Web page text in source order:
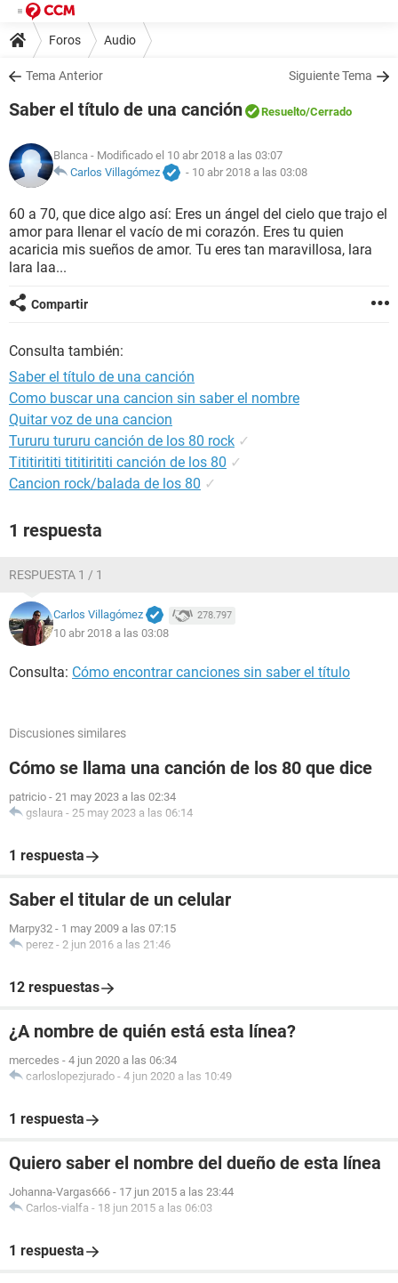
Foros Audio
Tema Anterior Siguiente Tema
Saber el título de una canción Resuelto/Cerrado
Blanca - Modificado el 10 abr 2018 a las 03:07
Carlos Villagómez
- 10 abr 2018 a las 03:08
60 a 70, que dice algo así: Eres un ángel del cielo que trajo el
amor para llenar el vacío de mi corazón. Eres tu quien
acaricia mis sueños de amor. Tu eres tan maravillosa, lara
lara laa...
Compartir
Consulta también:
Saber el título de una canción
Como buscar una cancion sin saber el nombre
Quitar voz de una cancion
Tururu tururu canción de los 80 rock ✓
Tititirititi tititirititi canción de los 80 ✓
Cancion rock/balada de los 80 ✓
1 respuesta
RESPUESTA 1 / 1
Carlos Villagómez 278.797
10 abr 2018 a las 03:08
Consulta: Cómo encontrar canciones sin saber el título
Discusiones similares
Cómo se llama una canción de los 80 que dice
patricio - 21 may 2023 a las 02:34
gslaura - 25 may 2023 a las 06:14
1 respuesta
Saber el titular de un celular
Marpy32 - 1 may 2009 a las 07:15
perez - 2 jun 2016 a las 21:46
12 respuestas
¿A nombre de quién está esta línea?
mercedes - 4 jun 2020 a las 06:34
carloslopezjurado - 4 jun 2020 a las 10:49
1 respuesta
Quiero saber el nombre del dueño de esta línea
Johanna-Vargas666 - 17 jun 2015 a las 23:44
Carlos-vialfa - 18 jun 2015 a las 06:03
1 respuesta